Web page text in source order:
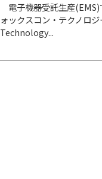
電子機器受託生産(EMS)
ォックスコン・テクノロ
Technology...